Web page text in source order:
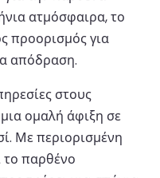
ατμόσφαιρα, το
προορισμός για
απόδραση.
στους
ομαλή άφιξη σε
Με περιορισμένη
το παρθένο